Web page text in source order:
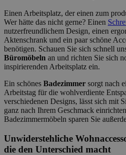
Einen Arbeitsplatz, der einen zum
Wer hätte das nicht gerne? Einen
nutzerfreundlichem Design, einen
Aktenschrank und ein paar schöne
benötigen. Schauen Sie sich schnell
Büromöbeln an und richten Sie sich
inspirierenden Arbeitsplatz ein.
Ein schönes Badezimmer sorgt nach
Arbeitstag für die wohlverdiente
verschiedenen Designs, lässt sich mit
ganz nach Ihrem Geschmack
Badezimmermöbeln sparen Sie
Unwiderstehliche
die den Unterschied macht